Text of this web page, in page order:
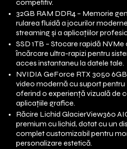
competitiv.
32GB RAM DDR4 – Memorie
rularea fluidă a jocurilor
streaming și a aplicațiilor
SSD 1TB – Stocare rapidă
încărcare ultra-rapizi pentru
acces instantaneu la datele tale.
NVIDIA GeForce RTX 3050
video modernă cu suport pentru
oferind o experiență vizuală de
aplicațiile grafice.
Răcire Lichid GlacierView360
premium cu lichid, dotat cu un
complet customizabil pentru
personalizare estetică.